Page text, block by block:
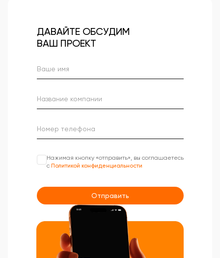
ДАВАЙТЕ ОБСУДИМ
ВАШ ПРОЕКТ
Нажимая кнопку «отправить», вы соглашаетесь
с Политикой конфиденциальности
Отправить